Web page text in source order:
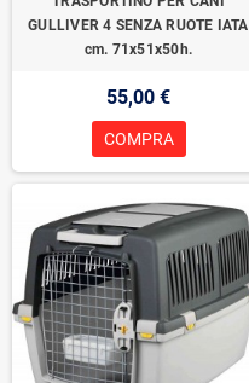
GULLIVER 4 SENZA RUOTE IATA
cm. 71x51x50h.
55,00 €
COMPRA